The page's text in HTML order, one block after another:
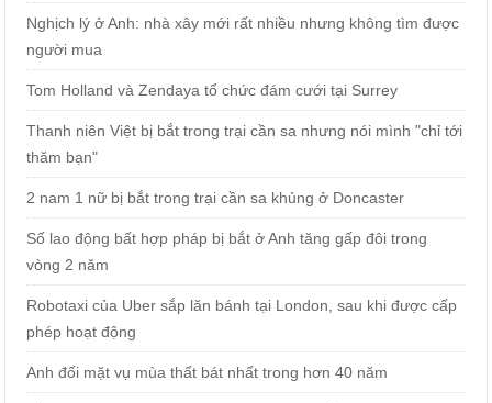
Nghịch lý ở Anh: nhà xây mới rất nhiều nhưng không tìm được
người mua
Tom Holland và Zendaya tổ chức đám cưới tại Surrey
Thanh niên Việt bị bắt trong trại cần sa nhưng nói mình "chỉ tới
thăm bạn"
2 nam 1 nữ bị bắt trong trại cần sa khủng ở Doncaster
Số lao động bất hợp pháp bị bắt ở Anh tăng gấp đôi trong
vòng 2 năm
Robotaxi của Uber sắp lăn bánh tại London, sau khi được cấp
phép hoạt động
Anh đối mặt vụ mùa thất bát nhất trong hơn 40 năm